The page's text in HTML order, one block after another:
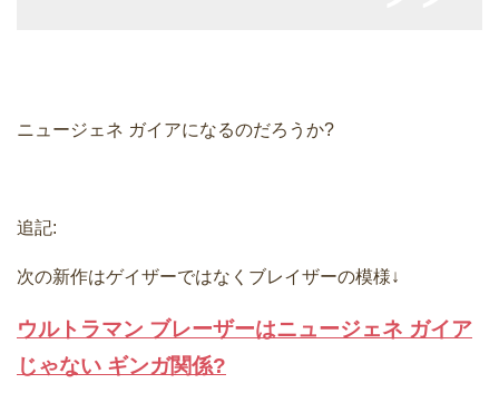
ニュージェネ ガイアになるのだろうか?
追記:
次の新作はゲイザーではなくブレイザーの模様↓
ウルトラマン ブレーザーはニュージェネ ガイア
じゃない ギンガ関係?